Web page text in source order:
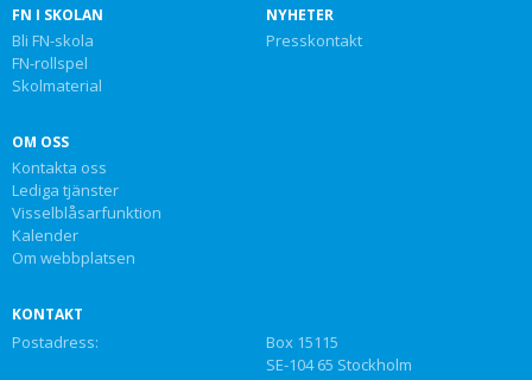
FN I SKOLAN
Bli FN-skola
FN-rollspel
Skolmaterial
NYHETER
Presskontakt
OM OSS
Kontakta oss
Lediga tjänster
Visselblåsarfunktion
Kalender
Om webbplatsen
KONTAKT
Postadress:
Box 15115
SE-104 65 Stockholm